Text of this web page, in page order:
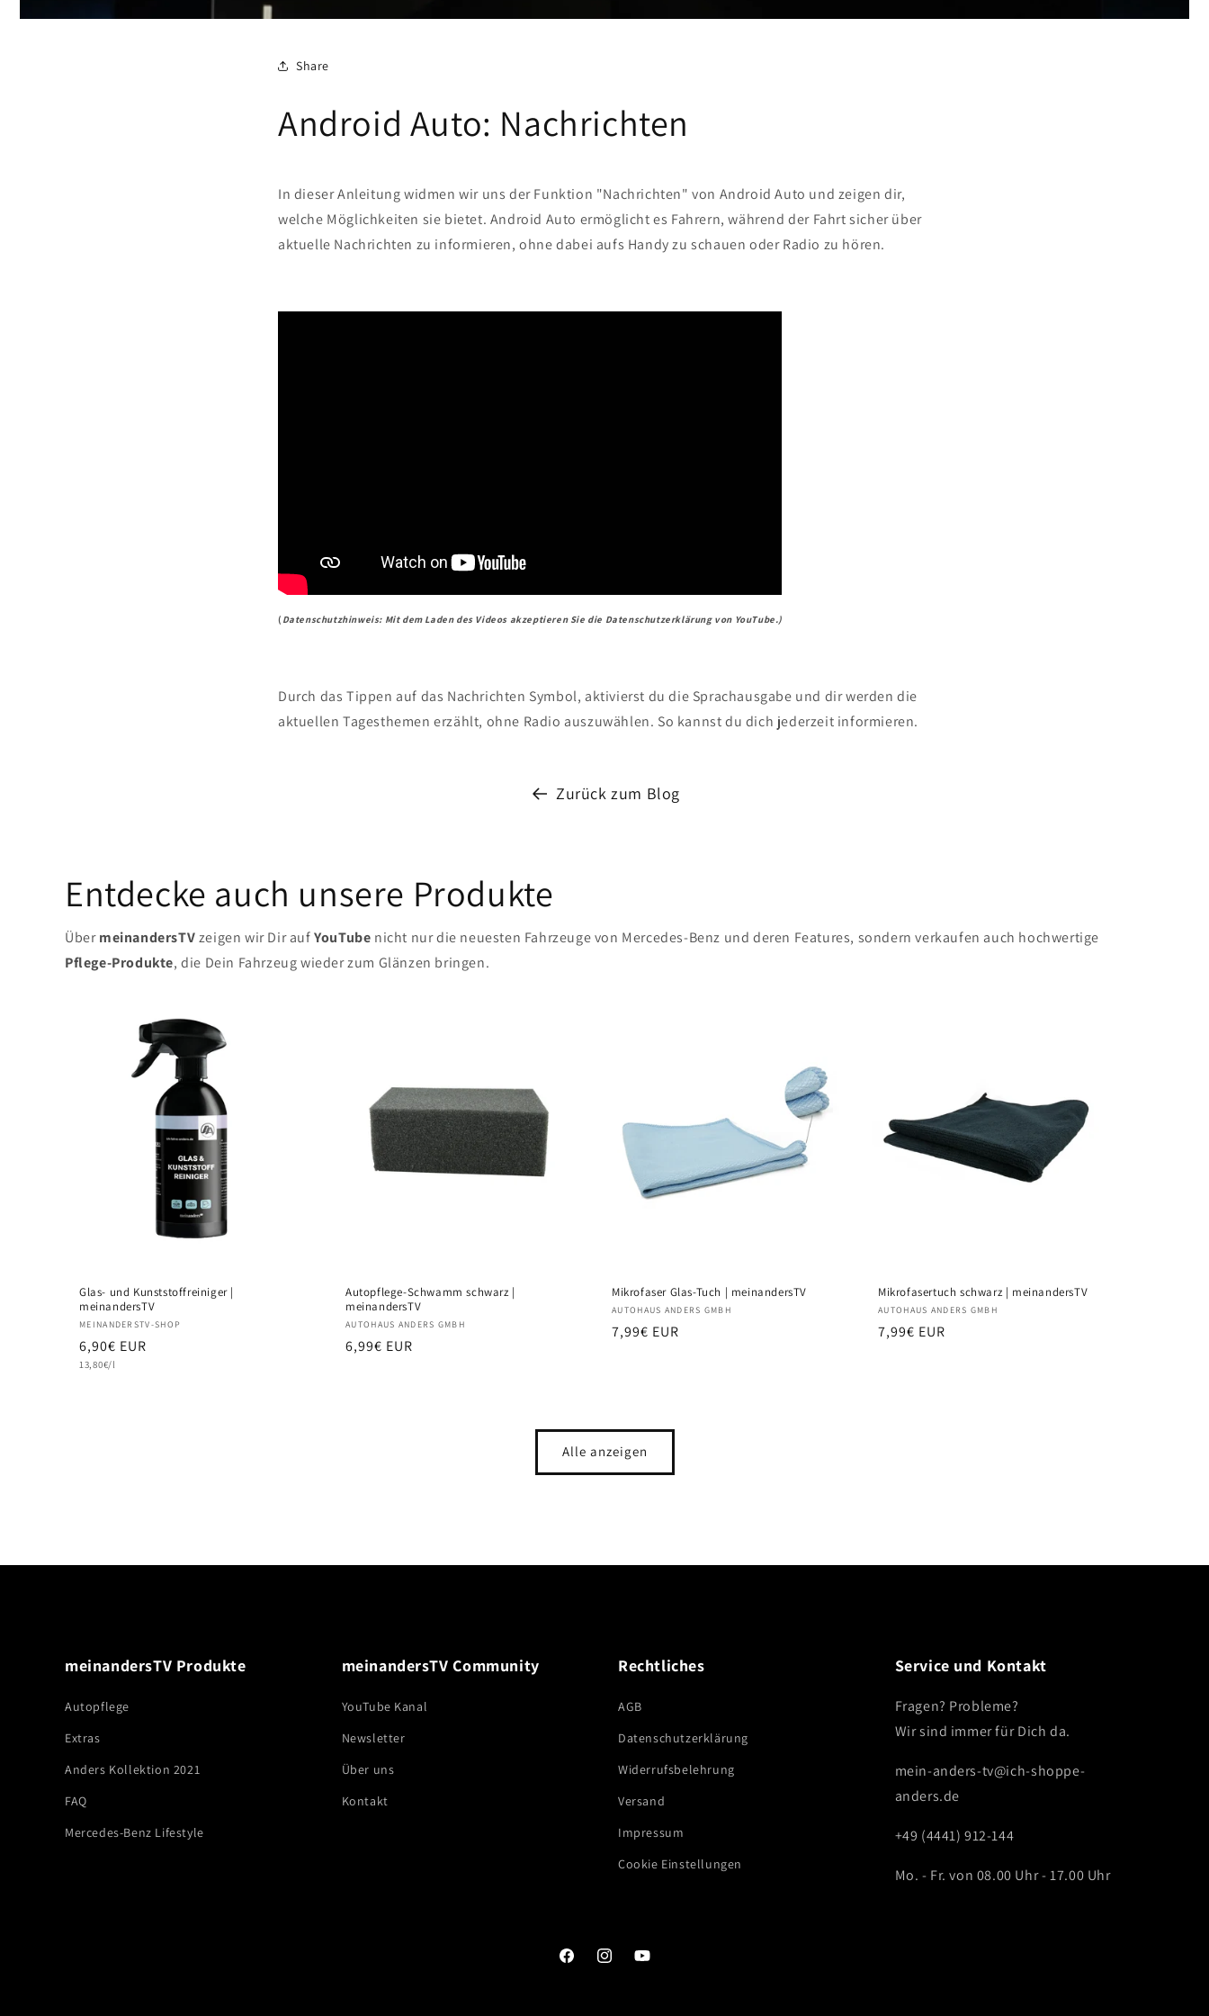
Share
Android Auto: Nachrichten
In dieser Anleitung widmen wir uns der Funktion "Nachrichten" von Android Auto und zeigen dir,
welche Möglichkeiten sie bietet. Android Auto ermöglicht es Fahrern, während der Fahrt sicher über
aktuelle Nachrichten zu informieren, ohne dabei aufs Handy zu schauen oder Radio zu hören.
( Datenschutzhinweis: Mit dem Laden des Videos akzeptieren Sie die Datenschutzerklärung von YouTube.)
Durch das Tippen auf das Nachrichten Symbol, aktivierst du die Sprachausgabe und dir werden die
aktuellen Tagesthemen erzählt, ohne Radio auszuwählen. So kannst du dich jederzeit informieren.
Zurück zum Blog
Entdecke auch unsere Produkte
ÜbermeinandersTVzeigen wir Dir aufYouTube nicht nur die neuesten Fahrzeuge von Mercedes-Benz und deren Features, sondern verkaufen auch hochwertige
Pflege-Produkte, die Dein Fahrzeug wieder zum Glänzen bringen.
Glas- und Kunststoffreiniger |
meinandersTV
Anbieter:
MEINANDERSTV-SHOP
Normaler
Preis
6,90€ EUR
Grundpreis
13,80€/l
Autopflege-Schwamm schwarz |
meinandersTV
Anbieter:
AUTOHAUS ANDERS GMBH
Normaler
6,99€ EUR
Mikrofaser Glas-Tuch | meinandersTV
Anbieter:
AUTOHAUS ANDERS GMBH
Normaler
7,99€ EUR
Mikrofasertuch schwarz | meinandersTV
Anbieter:
AUTOHAUS ANDERS GMBH
Normaler
7,99€ EUR
Alle anzeigen
meinandersTV Produkte
Autopflege
Extras
Anders Kollektion 2021
FAQ
Mercedes-Benz Lifestyle
meinandersTV Community
YouTube Kanal
Newsletter
Über uns
Kontakt
Rechtliches
AGB
Datenschutzerklärung
Widerrufsbelehrung
Versand
Impressum
Cookie Einstellungen
Service und Kontakt
Fragen? Probleme?
Wir sind immer für Dich da.
mein-anders-tv@ich-shoppe-
anders.de
+49 (4441) 912-144
Mo. - Fr. von 08.00 Uhr - 17.00 Uhr
FacebookInstagramYouTube